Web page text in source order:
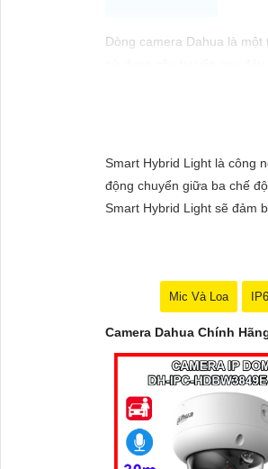
Dòng camera Dahua là
"Camera Dahua chính
cầu giám sát của bạn.
Smart Hybrid Light là công
động chuyển giữa ba chế
Smart Hybrid Light sẽ đảm
Mic Và Loa
Camera Dahua Chính